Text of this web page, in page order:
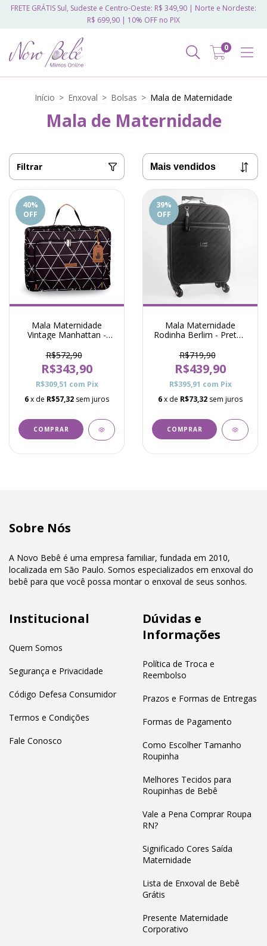
FRETE GRÁTIS Sul, Sudeste e Centro-Oeste: R$ 349,90 | Norte e Nordeste:
R$ 699,90 | 10% OFF no PIX
0
Início > Enxoval > Bolsas > Mala de Maternidade
Mala de Maternidade
Filtrar
40%
OFF
Mala Maternidade
Vintage Manhattan -
R$572,90
R$343,90
R$309,51 com Pix
6x de R$57,32 sem juros
39%
OFF
Mala Maternidade
Rodinha Berlim - Preto -
R$719,90
R$439,90
R$395,91 com Pix
6x de R$73,32 sem juros
Sobre Nós
A Novo Bebê é uma empresa familiar, fundada em 2010,
localizada em São Paulo. Somos especializados em enxoval do
bebê para que você possa montar o enxoval de seus sonhos.
Institucional
Quem Somos
Segurança e Privacidade
Código Defesa Consumidor
Termos e Condições
Fale Conosco
Dúvidas e
Informações
Política de Troca e
Reembolso
Prazos e Formas de Entregas
Formas de Pagamento
Como Escolher Tamanho
Roupinha
Melhores Tecidos para
Roupinhas de Bebê
Vale a Pena Comprar Roupa
RN?
Significado Cores Saída
Maternidade
Lista de Enxoval de Bebê
Grátis
Presente Maternidade
Corporativo